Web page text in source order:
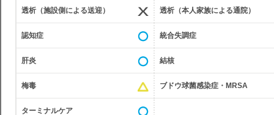
透析（施設側による送迎） 透析（本人家族による通院）
認知症 統合失調症
肝炎 結核
梅毒 ブドウ球菌感染症・MRSA
ターミナルケア